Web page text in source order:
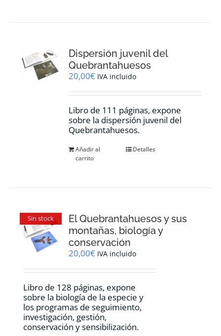
Dispersión juvenil del
Quebrantahuesos
20,00€ IVA incluido
Libro de 111 páginas, expone
sobre la dispersión juvenil del
Quebrantahuesos.
Añadir al
carrito
Detalles
Sin stock
El Quebrantahuesos y sus
montañas, biología y
conservación
20,00€ IVA incluido
Libro de 128 páginas, expone
sobre la biología de la especie y
los programas de seguimiento,
investigación, gestión,
conservación y sensibilización.